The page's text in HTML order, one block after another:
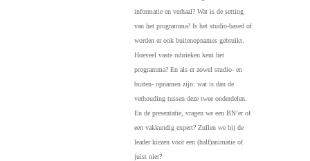
informatie en verhaal? Wat is de setting
van het programma? Is het studio-based of
worden er ook buitenopnames gebruikt.
Hoeveel vaste rubrieken kent het
programma? En als er zowel studio- en
buiten- opnamen zijn: wat is dan de
verhouding tussen deze twee onderdelen.
En de presentatie, vragen we een BN’er of
een vakkundig expert? Zullen we bij de
leader kiezen voor een (half)animatie of
juist niet?